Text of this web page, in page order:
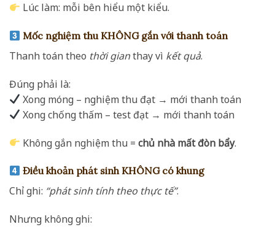
Lúc làm: mỗi bên hiểu một kiểu.
Mốc nghiệm thu KHÔNG gắn với thanh toán
Thanh toán theo thời gianthay vì kết quả.
Đúng phải là:
Xong móng – nghiệm thu đạt → mới thanh toán
Xong chống thấm – test đạt → mới thanh toán
Không gắn nghiệm thu =chủ nhà mất đòn bẩy.
Điều khoản phát sinh KHÔNG có khung
Chỉ ghi: “phát sinh tính theo thực tế”.
Nhưng không ghi: